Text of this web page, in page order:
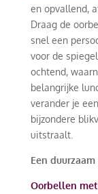
en opvallend,
Draag de
snel een
voor de
ochtend,
belangrijke
verander je
bijzondere
uitstraalt.
Een
Oorbellen